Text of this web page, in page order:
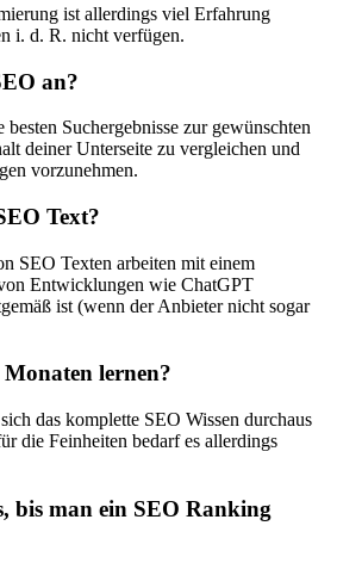
ist allerdings viel Erfahrung
i. d. R. nicht verfügen.
an?
Suchergebnisse zur gewünschten
deiner Unterseite zu vergleichen und
vorzunehmen.
Text?
SEO Texten arbeiten mit einem
Entwicklungen wie ChatGPT
ist (wenn der Anbieter nicht sogar
lernen?
das komplette SEO Wissen durchaus
die Feinheiten bedarf es allerdings
bis man ein SEO Ranking